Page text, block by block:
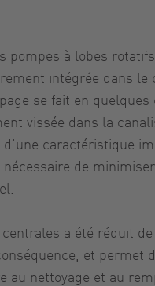
pompes à lobes
intégrée dans le
se fait en quelques
vissée dans la
caractéristique
de
a été réduit
et permet
au nettoyage et au